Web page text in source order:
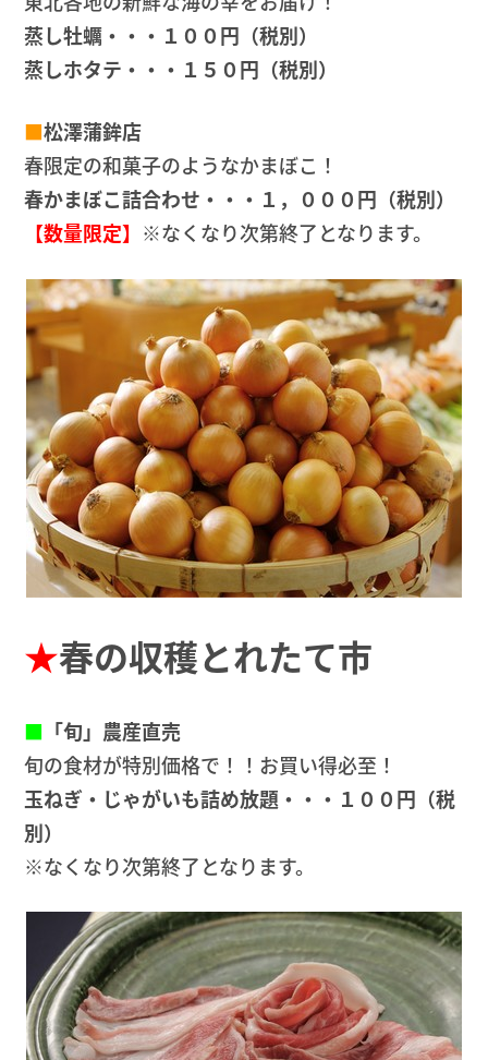
蒸し牡蠣・・・１００円（税別）
蒸しホタテ・・・１５０円（税別）
■松澤蒲鉾店
春限定の和菓子のようなかまぼこ！
春かまぼこ詰合わせ・・・１，０００円（税別）
【数量限定】 ※なくなり次第終了となります。
★春の収穫とれたて市
■ 「旬」農産直売
旬の食材が特別価格で！！お買い得必至！
玉ねぎ・じゃがいも詰め放題・・・１００円（税
別）
※なくなり次第終了となります。